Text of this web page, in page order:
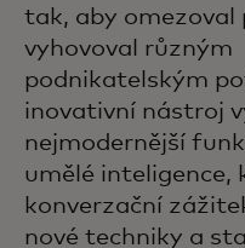
tak, aby omezoval
vyhovoval různým
podnikatelským
inovativní nástroj
nejmodernější
umělé inteligence,
konverzační
nové techniky a